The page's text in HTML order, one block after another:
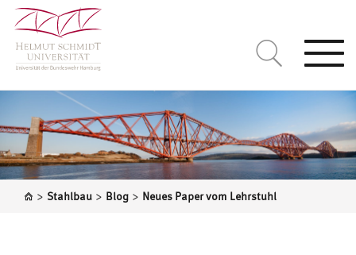
> Stahlbau > Blog > Neues Paper vom Lehrstuhl